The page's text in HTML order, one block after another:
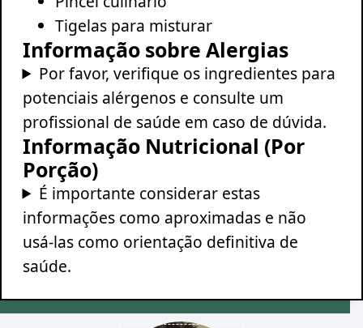
Tigelas para misturar
Informação sobre Alergias
Por favor, verifique os ingredientes para
potenciais alérgenos e consulte um
profissional de saúde em caso de dúvida.
Informação Nutricional (Por
Porção)
É importante considerar estas
informações como aproximadas e não
usá-las como orientação definitiva de
saúde.